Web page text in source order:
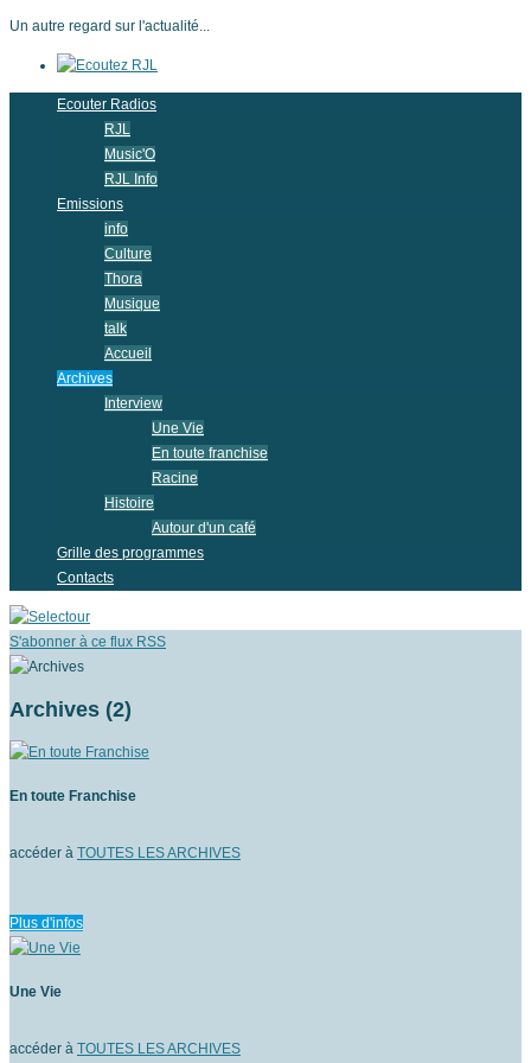
Un autre regard sur l'actualité...
Ecouter Radios
RJL
Music'O
RJL Info
Emissions
info
Culture
Thora
Musique
talk
Accueil
Archives
Interview
Une Vie
En toute franchise
Racine
Histoire
Autour d'un café
Grille des programmes
Contacts
S'abonner à ce flux RSS
Archives (2)
En toute Franchise
accéder à TOUTES LES ARCHIVES
Plus d'infos
Une Vie
accéder à TOUTES LES ARCHIVES